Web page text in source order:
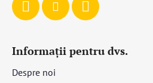
Informații pentru dvs.
Despre noi